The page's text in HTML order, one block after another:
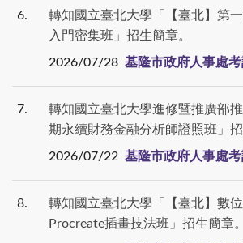
6
轉知國立臺北大學「【臺北】第
入門密集班」招生簡章。
2026/07/28 基隆市政府人事處
7
轉知國立臺北大學進修暨推廣部
期永續財務金融分析師證照班」招
2026/07/22 基隆市政府人事處
8
轉知國立臺北大學「【臺北】數位
Procreate插畫技法班」招生簡章。